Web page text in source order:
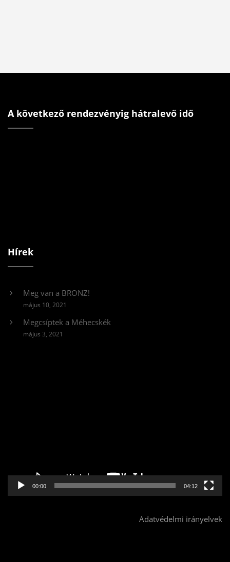
A következő rendezvényig hátralevő idő
Hírek
Meg van a BRONZ!
május 10, 2021
Megcsíptek a Méhecskék
május 3, 2021
00:00 04:12
Adatvédelmi irányelvek